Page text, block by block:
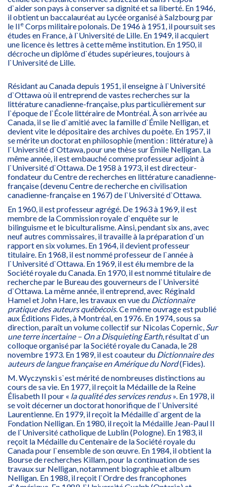
d`aider son pays à conserver sa dignité et sa liberté. En 1946,
il obtient un baccalauréat au Lycée organisé à Salzbourg par
le IIe Corps militaire polonais. De 1946 à 1951, il poursuit ses
études en France, à l`Université de Lille. En 1949, il acquiert
une licence ès lettres à cette même institution. En 1950, il
décroche un diplôme d`études supérieures, toujours à
l`Université de Lille.
Résidant au Canada depuis 1951, il enseigne à l`Université
d`Ottawa où il entreprend de vastes recherches sur la
littérature canadienne-française, plus particulièrement sur
l`époque de l`École littéraire de Montréal. À son arrivée au
Canada, il se lie d`amitié avec la famille d`Émile Nelligan, et
devient vite le dépositaire des archives du poète. En 1957, il
se mérite un doctorat en philosophie (mention : littérature) à
l`Université d`Ottawa, pour une thèse sur Émile Nelligan. La
même année, il est embauché comme professeur adjoint à
l`Université d`Ottawa. De 1958 à 1973, il est directeur-
fondateur du Centre de recherches en littérature canadienne-
française (devenu Centre de recherche en civilisation
canadienne-française en 1967) de l`Université d`Ottawa.
En 1960, il est professeur agrégé. De 1963 à 1969, il est
membre de la Commission royale d`enquête sur le
bilinguisme et le biculturalisme. Ainsi, pendant six ans, avec
neuf autres commissaires, il travaille à la préparation d`un
rapport en six volumes. En 1964, il devient professeur
titulaire. En 1968, il est nommé professeur de l`année à
l`Université d`Ottawa. En 1969, il est élu membre de la
Société royale du Canada. En 1970, il est nommé titulaire de
recherche par le Bureau des gouverneurs de l`Université
d`Ottawa. La même année, il entreprend, avec Réginald
Hamel et John Hare, les travaux en vue du Dictionnaire
pratique des auteurs québécois. Ce même ouvrage est publié
aux Éditions Fides, à Montréal, en 1976. En 1974, sous sa
direction, paraît un volume collectif sur Nicolas Copernic, Sur
une terre incertaine – On a Disquieting Earth, résultat d`un
colloque organisé par la Société royale du Canada, le 28
novembre 1973. En 1989, il est coauteur du Dictionnaire des
auteurs de langue française en Amérique du Nord(Fides).
M. Wyczynski s`est mérité de nombreuses distinctions au
cours de sa vie. En 1977, il reçoit la Médaille de la Reine
Élisabeth II pour « la qualité des services rendus». En 1978, il
se voit décerner un doctorat honorifique de l`Université
Laurentienne. En 1979, il reçoit la Médaille d`argent de la
Fondation Nelligan. En 1980, il reçoit la Médaille Jean-Paul II
de l`Université catholique de Lublin (Pologne). En 1983, il
reçoit la Médaille du Centenaire de la Société royale du
Canada pour l`ensemble de son œuvre. En 1984, il obtient la
Bourse de recherches Killam, pour la continuation de ses
travaux sur Nelligan, notamment biographie et album
Nelligan. En 1988, il reçoit l`Ordre des francophones